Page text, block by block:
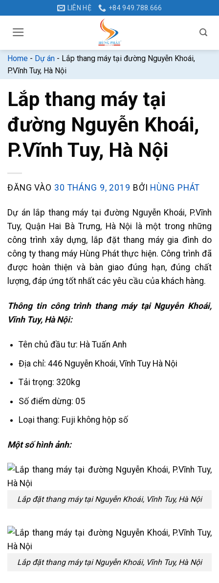
dung
LIÊN HỆ +84 949.788.666
Home - Dự án - Lắp thang máy tại đường Nguyễn Khoái,
P.Vĩnh Tuy, Hà Nội
Lắp thang máy tại
đường Nguyễn Khoái,
P.Vĩnh Tuy, Hà Nội
ĐĂNG VÀO 30 THÁNG 9, 2019 BỞI HÙNG PHÁT
Dự án lắp thang máy tại đường Nguyễn Khoái, P.Vĩnh
Tuy, Quận Hai Bà Trưng, Hà Nội là một trong những
công trình xây dựng, lắp đặt thang máy gia đình do
công ty thang máy Hùng Phát thực hiện. Công trình đã
được hoàn thiện và bàn giao đúng hạn, đúng chất
lượng, đáp ứng tốt nhất các yêu cầu của khách hàng.
Thông tin công trình thang máy tại Nguyễn Khoái,
Vĩnh Tuy, Hà Nội:
Tên chủ đầu tư: Hà Tuấn Anh
Địa chỉ: 446 Nguyễn Khoái, Vĩnh Tuy Hà Nội
Tải trọng: 320kg
Số điểm dừng: 05
Loại thang: Fuji không hộp số
Một số hình ảnh:
Lắp đặt thang máy tại Nguyễn Khoái, Vĩnh Tuy, Hà Nội
Lắp đặt thang máy tại Nguyễn Khoái, Vĩnh Tuy, Hà Nội